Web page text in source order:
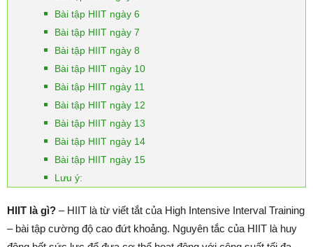
Bài tập HIIT ngày 6
Bài tập HIIT ngày 7
Bài tập HIIT ngày 8
Bài tập HIIT ngày 10
Bài tập HIIT ngày 11
Bài tập HIIT ngày 12
Bài tập HIIT ngày 13
Bài tập HIIT ngày 14
Bài tập HIIT ngày 15
Lưu ý:
HIIT là gì? – HIIT là từ viết tắt của High Intensive Interval Training
– bài tập cường độ cao đứt khoảng. Nguyên tắc của HIIT là huy